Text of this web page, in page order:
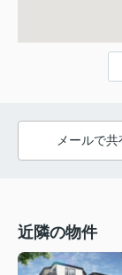
メールで共
近隣の物件